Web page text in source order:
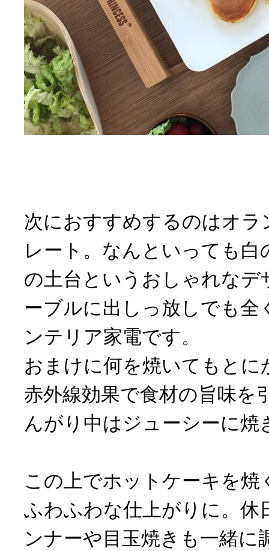
次におすすめするのはオ
レート。なんといっても白
の土台というおしゃれなデ
ーブルに出しっ放しでも全
ンテリア家電です。
おまけに何を焼いてもとに
赤外線効果で食材の旨味を
んがり中はジューシーに焼
この上でホットケーキを焼
ふわふわな仕上がりに。休
ンナーや目玉焼きも一緒に